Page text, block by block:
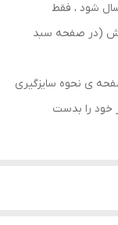
شود ، فقط
(در صفحه سبد
ی نحوه سایزگیری
خود را بدست